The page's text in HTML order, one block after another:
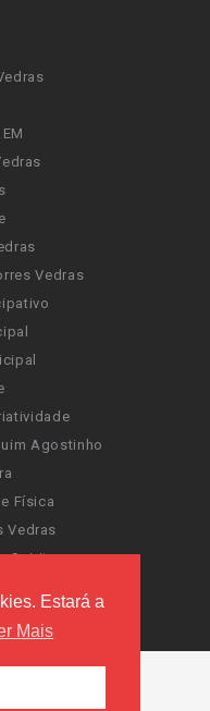
Estará a
Mais
Vedras
Agostinho
Física
Vedras
Spirit